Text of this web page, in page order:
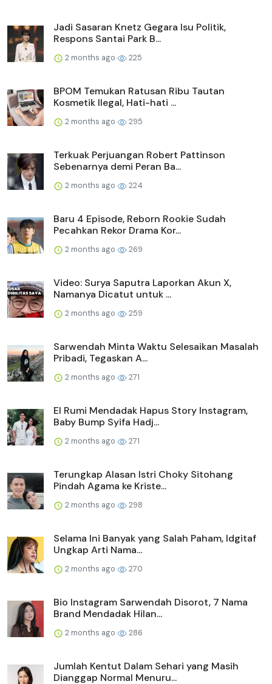
Jadi Sasaran Knetz Gegara Isu Politik,
Respons Santai Park B...
2 months ago 225
BPOM Temukan Ratusan Ribu Tautan
Kosmetik Ilegal, Hati-hati ...
2 months ago 295
Terkuak Perjuangan Robert Pattinson
Sebenarnya demi Peran Ba...
2 months ago 224
Baru 4 Episode, Reborn Rookie Sudah
Pecahkan Rekor Drama Kor...
2 months ago 269
Video: Surya Saputra Laporkan Akun X,
Namanya Dicatut untuk ...
2 months ago 259
Sarwendah Minta Waktu Selesaikan Masalah
Pribadi, Tegaskan A...
2 months ago 271
El Rumi Mendadak Hapus Story Instagram,
Baby Bump Syifa Hadj...
2 months ago 271
Terungkap Alasan Istri Choky Sitohang
Pindah Agama ke Kriste...
2 months ago 298
Selama Ini Banyak yang Salah Paham, Idgitaf
Ungkap Arti Nama...
2 months ago 270
Bio Instagram Sarwendah Disorot, 7 Nama
Brand Mendadak Hilan...
2 months ago 286
Jumlah Kentut Dalam Sehari yang Masih
Dianggap Normal Menuru...